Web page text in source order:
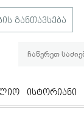
განთავსება
ისტორიანი